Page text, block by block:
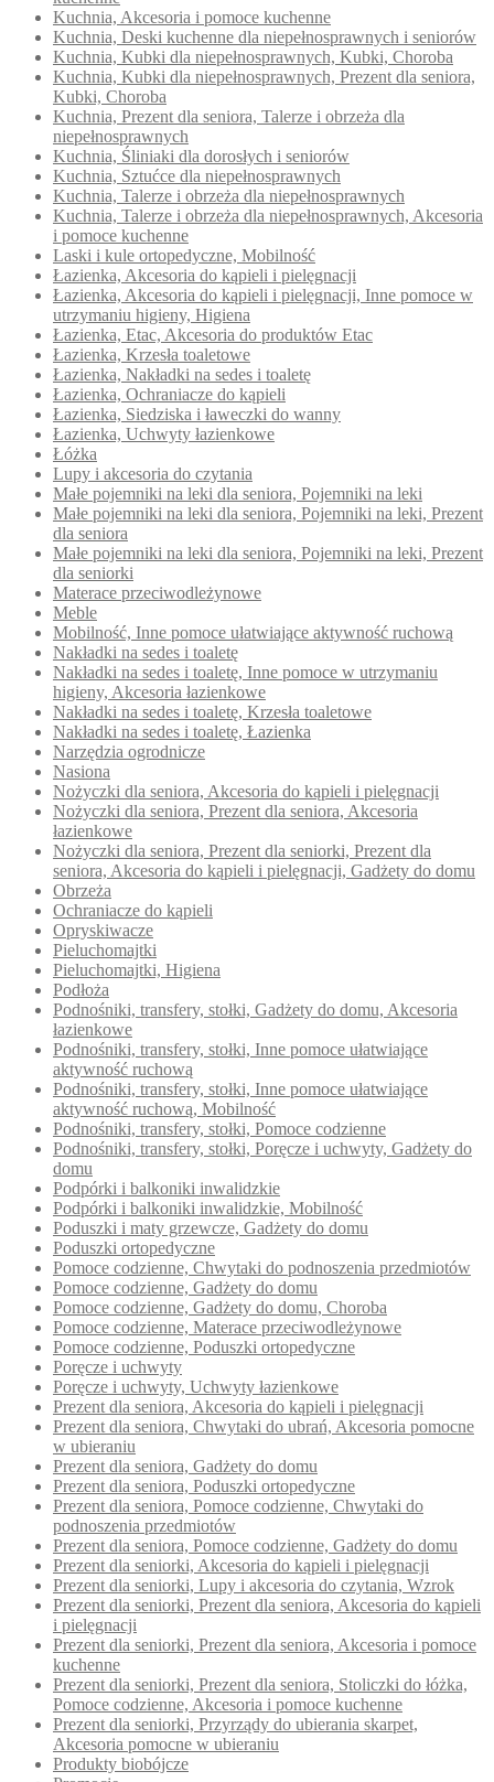
Kuchnia, Akcesoria i pomoce kuchenne
Kuchnia, Deski kuchenne dla niepełnosprawnych i seniorów
Kuchnia, Kubki dla niepełnosprawnych, Kubki, Choroba
Kuchnia, Kubki dla niepełnosprawnych, Prezent dla seniora,
Kubki, Choroba
Kuchnia, Prezent dla seniora, Talerze i obrzeża dla
niepełnosprawnych
Kuchnia, Śliniaki dla dorosłych i seniorów
Kuchnia, Sztućce dla niepełnosprawnych
Kuchnia, Talerze i obrzeża dla niepełnosprawnych
Kuchnia, Talerze i obrzeża dla niepełnosprawnych, Akcesoria
i pomoce kuchenne
Laski i kule ortopedyczne, Mobilność
Łazienka, Akcesoria do kąpieli i pielęgnacji
Łazienka, Akcesoria do kąpieli i pielęgnacji, Inne pomoce w
utrzymaniu higieny, Higiena
Łazienka, Etac, Akcesoria do produktów Etac
Łazienka, Krzesła toaletowe
Łazienka, Nakładki na sedes i toaletę
Łazienka, Ochraniacze do kąpieli
Łazienka, Siedziska i ławeczki do wanny
Łazienka, Uchwyty łazienkowe
Łóżka
Lupy i akcesoria do czytania
Małe pojemniki na leki dla seniora, Pojemniki na leki
Małe pojemniki na leki dla seniora, Pojemniki na leki, Prezent
dla seniora
Małe pojemniki na leki dla seniora, Pojemniki na leki, Prezent
dla seniorki
Materace przeciwodleżynowe
Meble
Mobilność, Inne pomoce ułatwiające aktywność ruchową
Nakładki na sedes i toaletę
Nakładki na sedes i toaletę, Inne pomoce w utrzymaniu
higieny, Akcesoria łazienkowe
Nakładki na sedes i toaletę, Krzesła toaletowe
Nakładki na sedes i toaletę, Łazienka
Narzędzia ogrodnicze
Nasiona
Nożyczki dla seniora, Akcesoria do kąpieli i pielęgnacji
Nożyczki dla seniora, Prezent dla seniora, Akcesoria
łazienkowe
Nożyczki dla seniora, Prezent dla seniorki, Prezent dla
seniora, Akcesoria do kąpieli i pielęgnacji, Gadżety do domu
Obrzeża
Ochraniacze do kąpieli
Opryskiwacze
Pieluchomajtki
Pieluchomajtki, Higiena
Podłoża
Podnośniki, transfery, stołki, Gadżety do domu, Akcesoria
łazienkowe
Podnośniki, transfery, stołki, Inne pomoce ułatwiające
aktywność ruchową
Podnośniki, transfery, stołki, Inne pomoce ułatwiające
aktywność ruchową, Mobilność
Podnośniki, transfery, stołki, Pomoce codzienne
Podnośniki, transfery, stołki, Poręcze i uchwyty, Gadżety do
domu
Podpórki i balkoniki inwalidzkie
Podpórki i balkoniki inwalidzkie, Mobilność
Poduszki i maty grzewcze, Gadżety do domu
Poduszki ortopedyczne
Pomoce codzienne, Chwytaki do podnoszenia przedmiotów
Pomoce codzienne, Gadżety do domu
Pomoce codzienne, Gadżety do domu, Choroba
Pomoce codzienne, Materace przeciwodleżynowe
Pomoce codzienne, Poduszki ortopedyczne
Poręcze i uchwyty
Poręcze i uchwyty, Uchwyty łazienkowe
Prezent dla seniora, Akcesoria do kąpieli i pielęgnacji
Prezent dla seniora, Chwytaki do ubrań, Akcesoria pomocne
w ubieraniu
Prezent dla seniora, Gadżety do domu
Prezent dla seniora, Poduszki ortopedyczne
Prezent dla seniora, Pomoce codzienne, Chwytaki do
podnoszenia przedmiotów
Prezent dla seniora, Pomoce codzienne, Gadżety do domu
Prezent dla seniorki, Akcesoria do kąpieli i pielęgnacji
Prezent dla seniorki, Lupy i akcesoria do czytania, Wzrok
Prezent dla seniorki, Prezent dla seniora, Akcesoria do kąpieli
i pielęgnacji
Prezent dla seniorki, Prezent dla seniora, Akcesoria i pomoce
kuchenne
Prezent dla seniorki, Prezent dla seniora, Stoliczki do łóżka,
Pomoce codzienne, Akcesoria i pomoce kuchenne
Prezent dla seniorki, Przyrządy do ubierania skarpet,
Akcesoria pomocne w ubieraniu
Produkty biobójcze